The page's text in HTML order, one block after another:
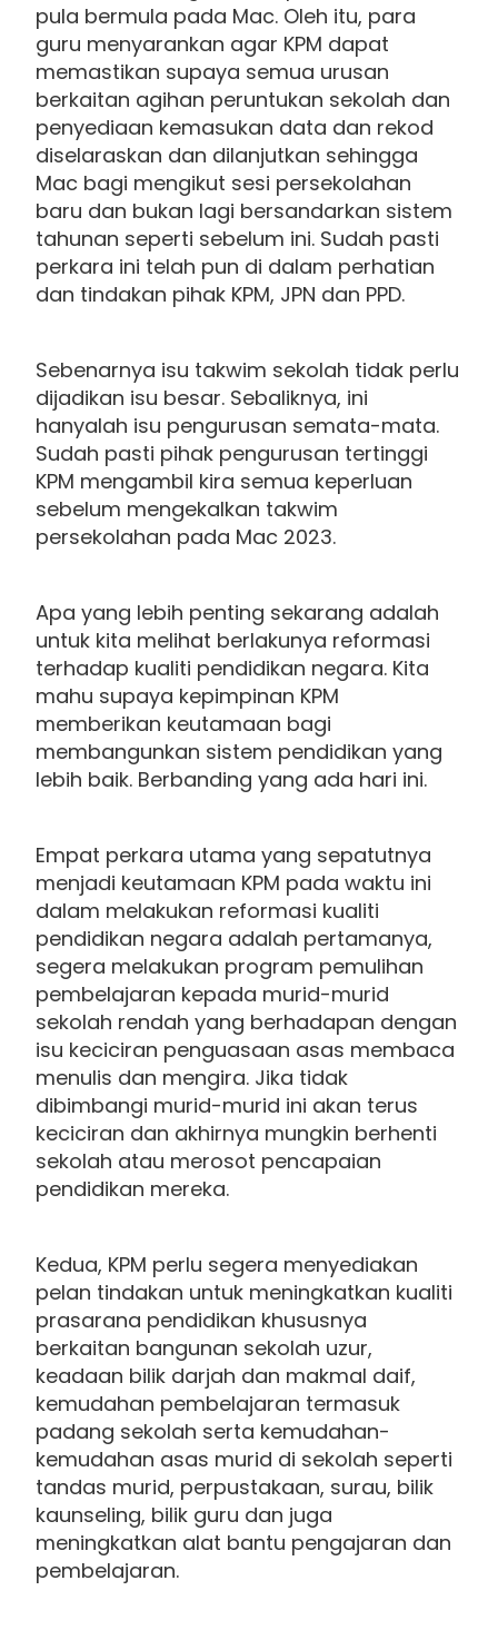
pula bermula pada Mac. Oleh itu, para
guru menyarankan agar KPM dapat
memastikan supaya semua urusan
berkaitan agihan peruntukan sekolah dan
penyediaan kemasukan data dan rekod
diselaraskan dan dilanjutkan sehingga
Mac bagi mengikut sesi persekolahan
baru dan bukan lagi bersandarkan sistem
tahunan seperti sebelum ini. Sudah pasti
perkara ini telah pun di dalam perhatian
dan tindakan pihak KPM, JPN dan PPD.
Sebenarnya isu takwim sekolah tidak perlu
dijadikan isu besar. Sebaliknya, ini
hanyalah isu pengurusan semata-mata.
Sudah pasti pihak pengurusan tertinggi
KPM mengambil kira semua keperluan
sebelum mengekalkan takwim
persekolahan pada Mac 2023.
Apa yang lebih penting sekarang adalah
untuk kita melihat berlakunya reformasi
terhadap kualiti pendidikan negara. Kita
mahu supaya kepimpinan KPM
memberikan keutamaan bagi
membangunkan sistem pendidikan yang
lebih baik. Berbanding yang ada hari ini.
Empat perkara utama yang sepatutnya
menjadi keutamaan KPM pada waktu ini
dalam melakukan reformasi kualiti
pendidikan negara adalah pertamanya,
segera melakukan program pemulihan
pembelajaran kepada murid-murid
sekolah rendah yang berhadapan dengan
isu keciciran penguasaan asas membaca
menulis dan mengira. Jika tidak
dibimbangi murid-murid ini akan terus
keciciran dan akhirnya mungkin berhenti
sekolah atau merosot pencapaian
pendidikan mereka.
Kedua, KPM perlu segera menyediakan
pelan tindakan untuk meningkatkan kualiti
prasarana pendidikan khususnya
berkaitan bangunan sekolah uzur,
keadaan bilik darjah dan makmal daif,
kemudahan pembelajaran termasuk
padang sekolah serta kemudahan-
kemudahan asas murid di sekolah seperti
tandas murid, perpustakaan, surau, bilik
kaunseling, bilik guru dan juga
meningkatkan alat bantu pengajaran dan
pembelajaran.